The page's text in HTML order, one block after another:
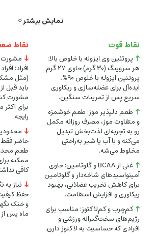
: ورزشکاران حرفه‌ای ، بدنسازی،
نحوه مصرف
بهترین زمان مصرف:
بلافاصله پس از تمرین برای ریکاوری
صبح یا بین وعده‌های غذایی برای تأمین
برای نتیجه بهتر، روزانه 1 تا 2
شدت تمرین).
هشدارها:
افراد مبتلا به بیماری‌های کلیوی، کبدی یا دیابت
مشورت کنند.
نمایش بیشتر
نقاط قوت
پروتئین وی ایزوله با خلوص بالا:
هر سروینگ (30 گرم) حاوی 27 گرم
پروتئین ایزوله با خلوص 90%،
ایده‌آل برای عضله‌سازی و ریکاوری
سریع پس از تمرینات سنگین.
طعم دلپذیر موز: طعم خوشمزه
و متفاوت موز، مصرف روزانه مکمل
رو به تجربه‌ای لذت‌بخش تبدیل
می‌کنه و با آب یا شیر به‌راحتی
مخلوط می‌شه.
غنی از BCAA و گلوتامین: حاوی
آمینواسیدهای شاخه‌دار و گلوتامین
برای کاهش تخریب عضلانی، بهبود
ریکاوری و افزایش استقامت.
کم‌چرب و کم‌لاکتوز: مناسب برای
رژیم‌های سخت‌گیرانه ورزشی و
افرادی که حساسیت به لاکتوز دارن.
نقاط
مشورت
افراد:
(مثل
باید قبل
مشورت
برای
رایجه.
حاضر
طعم
ممکنه
کافی
نیاز
حفظ
و خنک
ماه پس